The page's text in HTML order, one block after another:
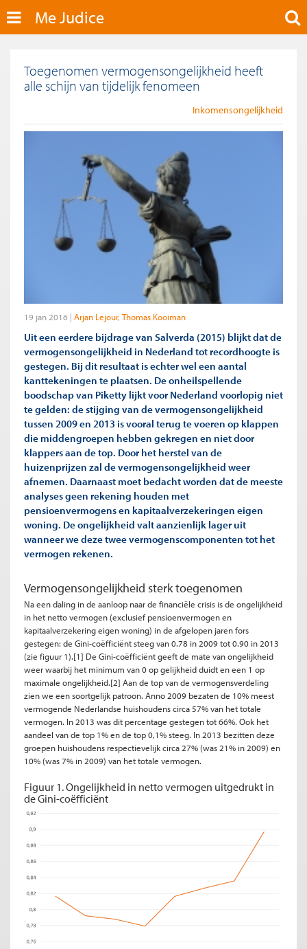
Me Judice
Toegenomen vermogensongelijkheid heeft
alle schijn van tijdelijk fenomeen
Inkomensongelijkheid
19 jan 2016 Arjan Lejour Thomas Kooiman
Uit een eerdere bijdrage van Salverda (2015) blijkt dat de
vermogensongelijkheid in Nederland tot recordhoogte is
gestegen. Bij dit resultaat is echter wel een aantal
kanttekeningen te plaatsen. De onheilspellende
boodschap van Piketty lijkt voor Nederland voorlopig niet
te gelden: de stijging van de vermogensongelijkheid
tussen 2009 en 2013 is vooral terug te voeren op klappen
die middengroepen hebben gekregen en niet door
klappers aan de top. Door het herstel van de
huizenprijzen zal de vermogensongelijkheid weer
afnemen. Daarnaast moet bedacht worden dat de meeste
analyses geen rekening houden met
pensioenvermogens en kapitaalverzekeringen eigen
woning. De ongelijkheid valt aanzienlijk lager uit
wanneer we deze twee vermogenscomponenten tot het
vermogen rekenen.
Vermogensongelijkheid sterk toegenomen
Na een daling in de aanloop naar de financiële crisis is de ongelijkheid
in het netto vermogen (exclusief pensioenvermogen en
kapitaalverzekering eigen woning) in de afgelopen jaren fors
gestegen: de Gini-coëfficiënt steeg van 0.78 in 2009 tot 0.90 in 2013
(zie figuur 1).[1] De Gini-coëfficiënt geeft de mate van ongelijkheid
weer waarbij het minimum van 0 op gelijkheid duidt en een 1 op
maximale ongelijkheid.[2] Aan de top van de vermogensverdeling
zien we een soortgelijk patroon. Anno 2009 bezaten de 10% meest
vermogende Nederlandse huishoudens circa 57% van het totale
vermogen. In 2013 was dit percentage gestegen tot 66%. Ook het
aandeel van de top 1% en de top 0,1% steeg. In 2013 bezitten deze
groepen huishoudens respectievelijk circa 27% (was 21% in 2009) en
10% (was 7% in 2009) van het totale vermogen.
Figuur 1. Ongelijkheid in netto vermogen uitgedrukt in
de Gini-coëfficiënt